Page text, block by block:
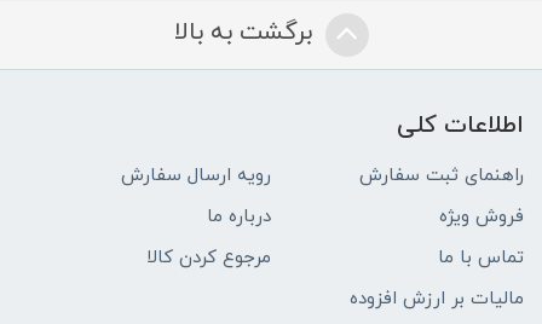
برگشت به بالا
اطلاعات کلی
راهنمای ثبت سفارش
رویه ارسال سفارش
فروش ویژه
درباره ما
تماس با ما
مرجوع کردن کالا
مالیات بر ارزش افزوده